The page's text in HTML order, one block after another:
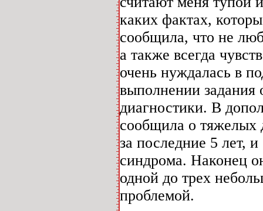
каких фактах,
сообщила, что не
а также всегда
очень нуждалась в
выполнении задания
диагностики. В
сообщила о тяжелых
за последние 5 лет,
синдрома. Наконец
одной до трех
проблемой.